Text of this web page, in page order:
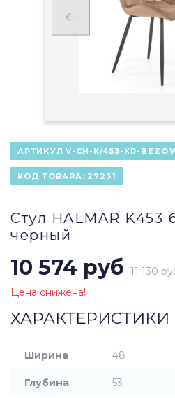
АРТИКУЛ V-CH-K/453-KR-
КОД ТОВАРА: 27231
Стул HALMAR K453
черный
10 574 руб 11 130
Цена снижена!
ХАРАКТЕРИСТИКИ
Ширина 48
Глубина 53